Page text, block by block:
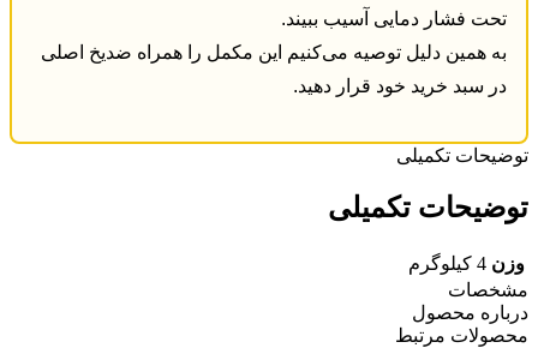
تحت فشار دمایی آسیب ببیند.
به همین دلیل توصیه می‌کنیم این مکمل را همراه ضدیخ اصلی
در سبد خرید خود قرار دهید.
توضیحات تکمیلی
توضیحات تکمیلی
وزن 4 کیلوگرم
مشخصات
درباره محصول
محصولات مرتبط